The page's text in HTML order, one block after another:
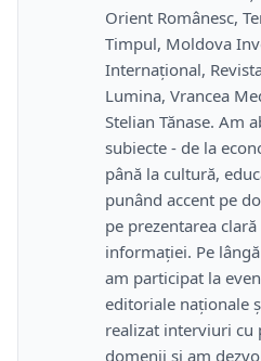
Orient Românesc,
Timpul, Moldova
Internațional,
Lumina, Vrancea
Stelian Tănase. Am
subiecte - de la
până la cultură,
punând accent pe
pe prezentarea
informației. Pe
am participat la
editoriale naționale
realizat interviuri cu
domenii și am